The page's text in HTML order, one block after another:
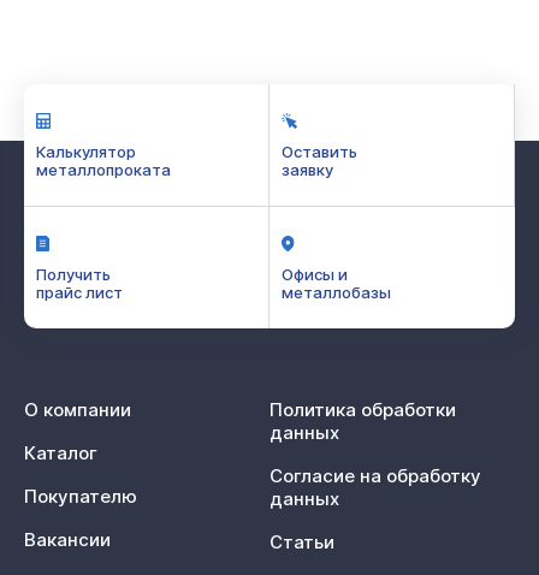
Калькулятор
металлопроката
Оставить
заявку
Получить
прайс лист
Офисы и
металлобазы
О компании
Каталог
Покупателю
Вакансии
Политика обработки
данных
Согласие на обработку
данных
Статьи